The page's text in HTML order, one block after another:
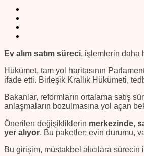
Ev alım satım süreci, işlemlerin daha
Hükümet, tam yol haritasının
ifade etti. Birleşik Krallık Hükümeti,
Bakanlar, reformların ortalama satış
anlaşmaların bozulmasına yol açan
Önerilen değişikliklerin merkezinde,
yer alıyor. Bu paketler; evin durumu,
Bu girişim, müstakbel alıcılara